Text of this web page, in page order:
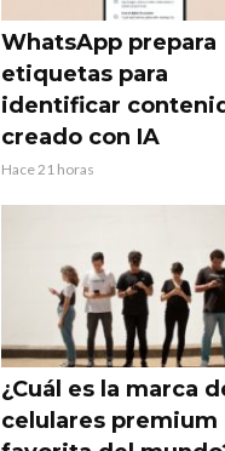
WhatsApp prepara
etiquetas para
identificar
creado con IA
Hace 21 horas
¿Cuál es la marca
celulares premium